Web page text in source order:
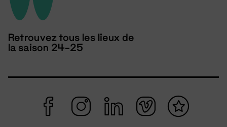
Retrouvez tous les lieux de
la saison 24-25